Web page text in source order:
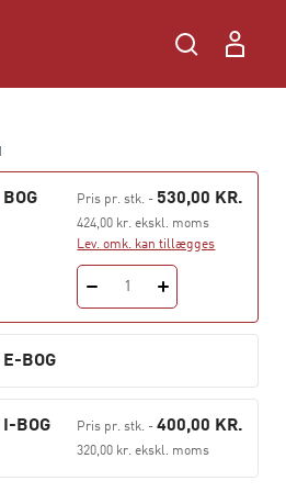
BOG Pris pr. stk. - 530,00 KR.
424,00 kr. ekskl. moms
Lev. omk. kan tillægges
1
E-BOG
I-BOG Pris pr. stk. -400,00 KR.
320,00 kr. ekskl. moms